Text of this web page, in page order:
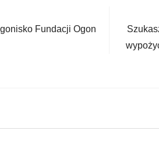
Fundacji Ogon